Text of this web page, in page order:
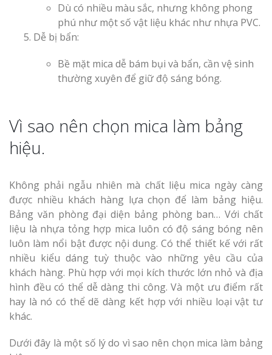
Dù có nhiều màu sắc, nhưng không phong
phú như một số vật liệu khác như nhựa PVC.
Dễ bị bẩn:
Bề mặt mica dễ bám bụi và bẩn, cần vệ sinh
thường xuyên để giữ độ sáng bóng.
Vì sao nên chọn mica làm bảng
hiệu.
Không phải ngẫu nhiên mà chất liệu mica ngày càng
được nhiều khách hàng lựa chọn để làm bảng hiệu.
Bảng văn phòng đại diện bảng phòng ban… Với chất
liệu là nhựa tỏng hợp mica luôn có độ sáng bóng nên
luôn làm nổi bật được nội dung. Có thể thiết kế với rất
nhiều kiểu dáng tuỳ thuộc vào những yêu cầu của
khách hàng. Phù hợp với mọi kích thước lớn nhỏ và địa
hình đều có thể dễ dàng thi công. Và một ưu điểm rất
hay là nó có thể dẽ dàng kết hợp với nhiều loại vật tư
khác.
Dưới đây là một số lý do vì sao nên chọn mica làm bảng